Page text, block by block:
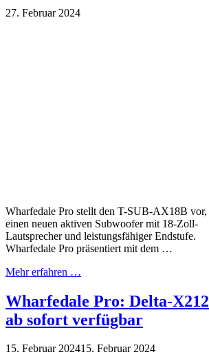
27. Februar 2024
Wharfedale Pro stellt den T-SUB-AX18B vor,
einen neuen aktiven Subwoofer mit 18-Zoll-
Lautsprecher und leistungsfähiger Endstufe.
Wharfedale Pro präsentiert mit dem …
Mehr erfahren …
Wharfedale Pro: Delta-X212
ab sofort verfügbar
15. Februar 202415. Februar 2024